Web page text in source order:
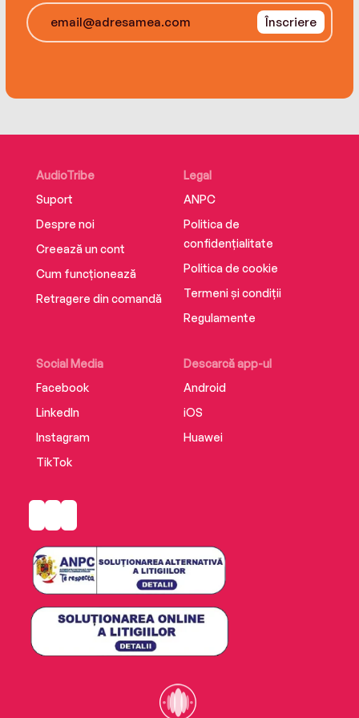
most iconic buildings in the capital.
to devastate Washington and bring the US to its
Înscriere
AudioTribe
Suport
Despre noi
Creează un cont
Cum funcționează
Retragere din comandă
Social Media
Facebook
LinkedIn
Instagram
TikTok
Descarcă app-ul
Android
iOS
Huawei
Legal
ANPC
Politica de
confidențialitate
Politica de cookie
Termeni și condiții
Regulamente